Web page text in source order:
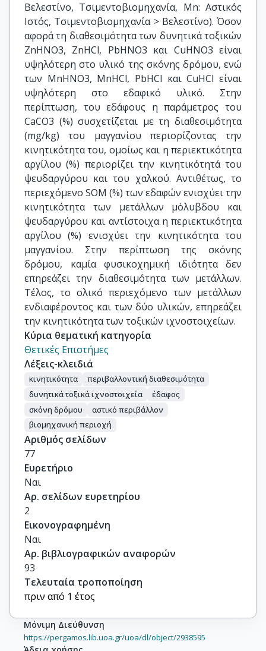
Βελεστίνο, Τσιμεντοβιομηχανία, Mn: Αστικός
Ιστός, Τσιμεντοβιομηχανία > Βελεστίνο). Όσον
αφορά τη διαθεσιμότητα των δυνητικά τοξικών
ZnHNO3, ZnHCl, PbHNO3 και CuHNO3 είναι
υψηλότερη στο υλικό της σκόνης δρόμου, ενώ
των MnHNO3, MnHCl, PbHCl και CuHCl είναι
υψηλότερη στο εδαφικό υλικό. Στην
περίπτωση, του εδάφους η παράμετρος του
CaCO3 (%) συσχετίζεται με τη διαθεσιμότητα
(mg/kg) του μαγγανίου περιορίζοντας την
κινητικότητα του, ομοίως και η περιεκτικότητα
αργίλου (%) περιορίζει την κινητικότητά του
ψευδαργύρου και του χαλκού. Αντιθέτως, το
περιεχόμενο SOM (%) των εδαφών ενισχύει την
κινητικότητα των μετάλλων μόλυβδου και
ψευδαργύρου και αντίστοιχα η περιεκτικότητα
αργίλου (%) ενισχύει την κινητικότητα του
μαγγανίου. Στην περίπτωση της σκόνης
δρόμου, καμία φυσικοχημική ιδιότητα δεν
επηρεάζει την διαθεσιμότητα των μετάλλων.
Τέλος, το ολικό περιεχόμενο των μετάλλων
ενδιαφέροντος και των δύο υλικών, επηρεάζει
την κινητικότητα των τοξικών ιχνοστοιχείων.
Κύρια θεματική κατηγορία
Θετικές Επιστήμες
Λέξεις-κλειδιά
κινητικότητα
περιβαλλοντική διαθεσιμότητα
δυνητικά τοξικά ιχνοστοιχεία
έδαφος
σκόνη δρόμου
αστικό περιβάλλον
βιομηχανική περιοχή
Αριθμός σελίδων
77
Ευρετήριο
Ναι
Αρ. σελίδων ευρετηρίου
2
Εικονογραφημένη
Ναι
Αρ. βιβλιογραφικών αναφορών
93
Τελευταία τροποποίηση
πριν από 1 έτος
Μόνιμη Διεύθυνση
https://pergamos.lib.uoa.gr/uoa/dl/object/2938595